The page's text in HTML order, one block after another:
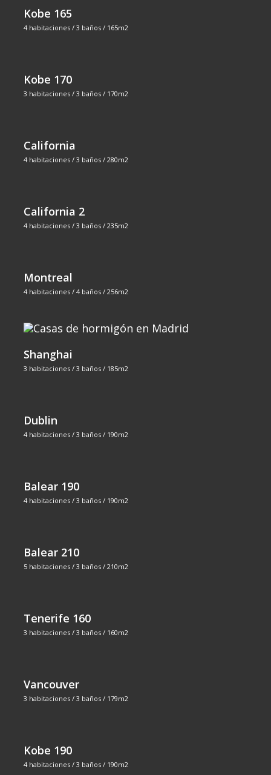
Kobe 165
4 habitaciones / 3 baños / 165m2
Kobe 170
3 habitaciones / 3 baños / 170m2
California
4 habitaciones / 3 baños / 280m2
California 2
4 habitaciones / 3 baños / 235m2
Montreal
4 habitaciones / 4 baños / 256m2
Shanghai
3 habitaciones / 3 baños / 185m2
Dublin
4 habitaciones / 3 baños / 190m2
Balear 190
4 habitaciones / 3 baños / 190m2
Balear 210
5 habitaciones / 3 baños / 210m2
Tenerife 160
3 habitaciones / 3 baños / 160m2
Vancouver
3 habitaciones / 3 baños / 179m2
Kobe 190
4 habitaciones / 3 baños / 190m2